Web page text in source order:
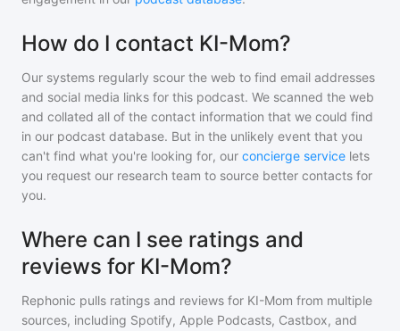
How do I contact KI-Mom?
Our systems regularly scour the web to find email addresses
and social media links for this podcast. We scanned the web
and collated all of the contact information that we could find
in our podcast database. But in the unlikely event that you
can't find what you're looking for, our concierge service lets
you request our research team to source better contacts for
you.
Where can I see ratings and
reviews for KI-Mom?
Rephonic pulls ratings and reviews for KI-Mom from multiple
sources, including Spotify, Apple Podcasts, Castbox, and